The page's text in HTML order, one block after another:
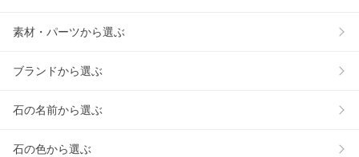
素材・パーツから選ぶ
ブランドから選ぶ
石の名前から選ぶ
石の色から選ぶ